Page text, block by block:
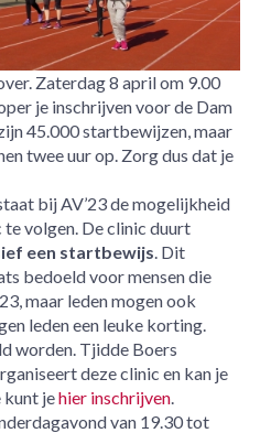
Zaterdag 8 april om 9.00
je inschrijven voor de Dam
45.000 startbewijzen, maar
twee uur op. Zorg dus dat je
bij AV’23 de mogelijkheid
volgen. De clinic duurt
een startbewijs. Dit
bedoeld voor mensen die
maar leden mogen ook
leden een leuke korting.
worden. Tjidde Boers
deze clinic en kan je
kunt jehier inschrijven.
van 19.30 tot